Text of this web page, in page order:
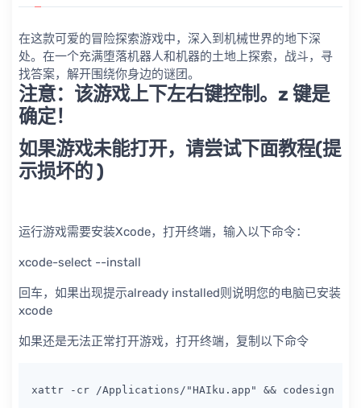
在这款可爱的冒险探索游戏中，深入到机械世界的地下深
处。在一个充满堕落机器人和机器的土地上探索，战斗，寻
找答案，解开围绕你身边的谜团。
注意：该游戏上下左右键控制。z 键是
确定！
如果游戏未能打开，请尝试下面教程(提
示损坏的 )
运行游戏需要安装Xcode，打开终端，输入以下命令：
xcode-select --install
回车，如果出现提示already installed则说明您的电脑已安装
xcode
如果还是无法正常打开游戏，打开终端，复制以下命令
xattr -cr /Applications/ "HAIku.app" && codesign